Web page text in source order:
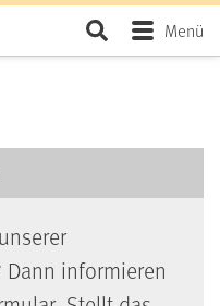
SeiteMenü
informieren